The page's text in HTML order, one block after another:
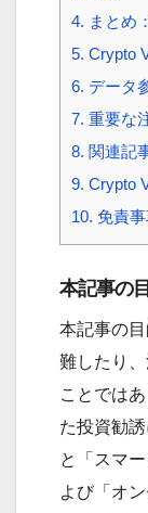
4. まとめ
5. Crypto
6. データ
7. 重要な
8. 関連記
9. Crypto
10. 免責
本記事の
本記事の
難したり
ことでは
た投資勧
と「スマ
よび「オ